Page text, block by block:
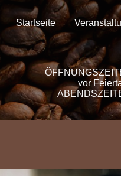
Startseite
vor